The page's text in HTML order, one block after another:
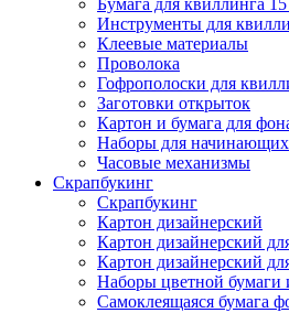
Бумага для квиллинга
Инструменты для
Клеевые материалы
Проволока
Гофрополоски для
Заготовки открыток
Картон и бумага для
Наборы для начинающих
Часовые механизмы
Скрапбукинг
Скрапбукинг
Картон дизайнерский
Картон дизайнерский
Картон дизайнерский
Наборы цветной бумаги
Самоклеящаяся бумага